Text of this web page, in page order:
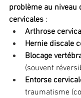
problème au niveau
cervicales :
Arthrose
Hernie discale
Blocage
(souvent
Entorse
traumatisme